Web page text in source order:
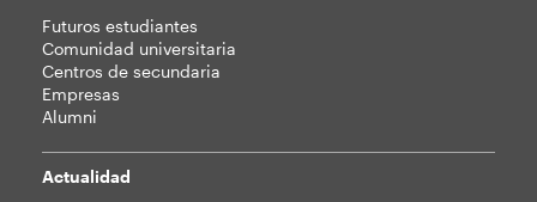
Futuros estudiantes
Comunidad universitaria
Centros de secundaria
Empresas
Alumni
Actualidad